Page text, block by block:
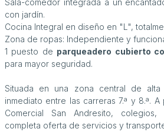
Sala-comedor integrada a un
con jardín.
Cocina Integral en diseño en "L",
Zona de ropas: Independiente y
1 puesto de parqueadero cubierto
para mayor seguridad.
Situada en una zona central de alta
inmediato entre las carreras 7.ª y 8.ª.
Comercial San Andresito,
completa oferta de servicios y